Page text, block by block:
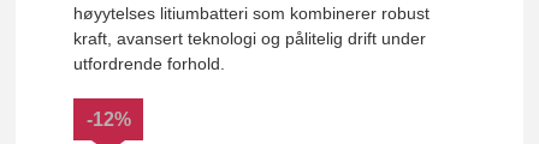
høyytelses litiumbatteri som kombinerer robust
kraft, avansert teknologi og pålitelig drift under
utfordrende forhold.
-12%